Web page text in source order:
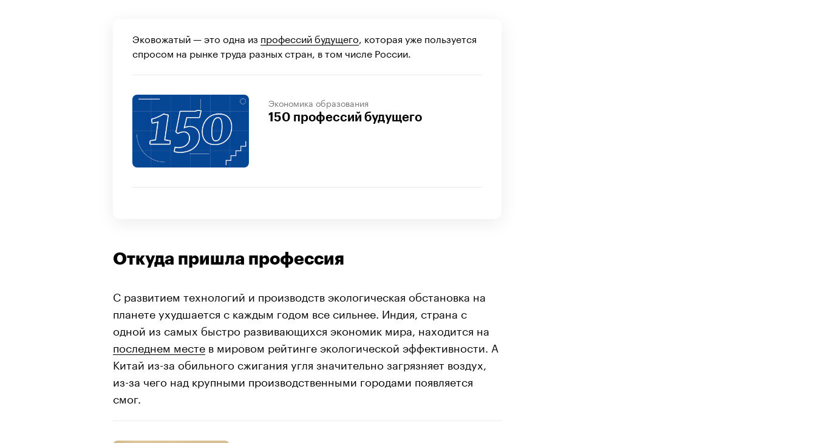
Эковожатый — это одна из профессий будущего , которая уже пользуется
спросом на рынке труда разных стран, в том числе России.
Экономика образования
150 профессий будущего
Откуда пришла профессия
С развитием технологий и производств экологическая обстановка на
планете ухудшается с каждым годом все сильнее. Индия, страна с
одной из самых быстро развивающихся экономик мира, находится на
последнем месте в мировом рейтинге экологической эффективности. А
Китай из-за обильного сжигания угля значительно загрязняет воздух,
из-за чего над крупными производственными городами появляется
смог.